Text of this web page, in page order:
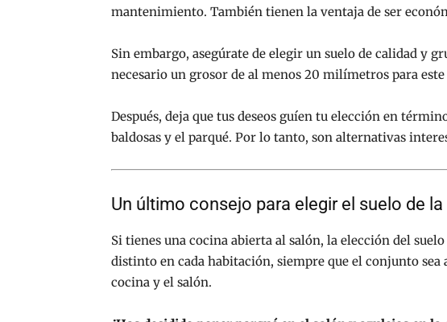
mantenimiento. También tienen la ventaja de ser
Sin embargo, asegúrate de elegir un suelo de calidad y
necesario un grosor de al menos 20 milímetros para este
Después, deja que tus deseos guíen tu elección en
baldosas y el parqué. Por lo tanto, son alternativas
Un último consejo para elegir el suelo de
Si tienes una cocina abierta al salón, la elección del
distinto en cada habitación, siempre que el conjunto
cocina y el salón.